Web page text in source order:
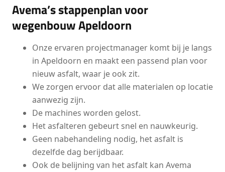
Avema’s stappenplan voor
wegenbouw Apeldoorn
Onze ervaren projectmanager komt bij je langs
in Apeldoorn en maakt een passend plan voor
nieuw asfalt, waar je ook zit.
We zorgen ervoor dat alle materialen op locatie
aanwezig zijn.
De machines worden gelost.
Het asfalteren gebeurt snel en nauwkeurig.
Geen nabehandeling nodig, het asfalt is
dezelfde dag berijdbaar.
Ook de belijning van het asfalt kan Avema